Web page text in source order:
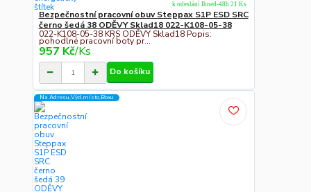
Bezpečnostní pracovní obuv Steppax S1P ESD SRC
černo šedá 38 ODĚVY Sklad18 022-K108-05-38
022-K108-05-38 KRS ODĚVY Sklad18 Popis:
pohodlné pracovní boty pr...
957 Kč/Ks
k odeslání Ihned-48h 21 Ks
Do košíku
Na Adresu,Výd.místo,Boxu